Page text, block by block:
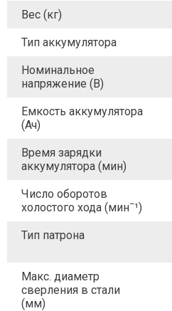
Вес (кг)
Тип аккумулятора
Номинальное
напряжение (В)
Емкость аккумулятора
(Ач)
Время зарядки
аккумулятора (мин)
Число оборотов
холостого хода (минˉ¹)
Тип патрона
Макс. диаметр
сверления в стали
(мм)